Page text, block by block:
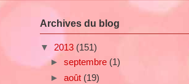
Archives du blog
▼ 2013 (151)
► septembre (1)
► août (19)